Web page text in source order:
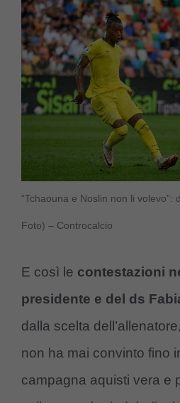
“Tchaouna e Noslin non li volevo”:
Foto) – Controcalcio
E così le contestazioni
presidente e del ds
dalla scelta
non ha mai convinto fino
campagna aquisti vera e